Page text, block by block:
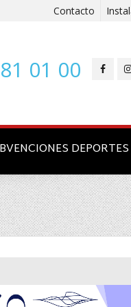
Contacto
01 00
DEPORTES